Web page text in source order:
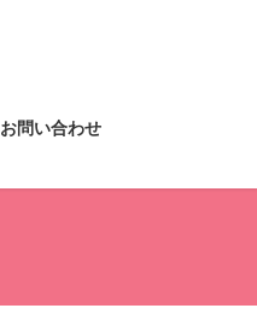
お問い合わせ